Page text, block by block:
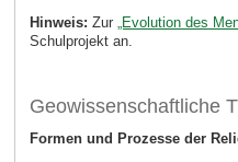
Hinweis: Zur „Evolution des
Schulprojekt an.
Geowissenschaftliche
Formen und Prozesse der